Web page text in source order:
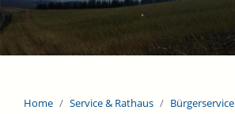
Home Service & Rathaus
Bürgerservice